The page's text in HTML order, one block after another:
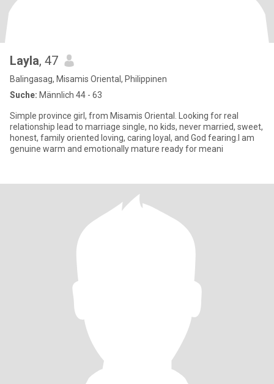
Layla, 47
Balingasag, Misamis Oriental, Philippinen
Suche: Männlich 44 - 63
Simple province girl, from Misamis Oriental. Looking for real
relationship lead to marriage single, no kids, never married, sweet,
honest, family oriented loving, caring loyal, and God fearing.I am
genuine warm and emotionally mature ready for meani